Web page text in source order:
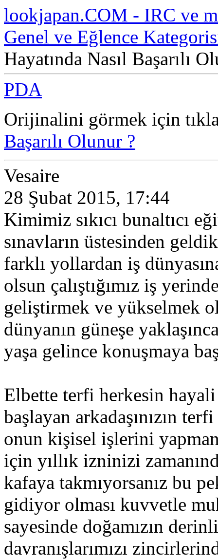
lookjapan.COM - IRC ve
Genel ve Eğlence
Hayatında Nasıl Başarılı
PDA
Orijinalini görmek için
Başarılı Olunur ?
Vesaire
28 Şubat 2015, 17:44
Kimimiz sıkıcı bunaltıcı
sınavların üstesinden
farklı yollardan iş
olsun çalıştığımız iş
geliştirmek ve yükselmek
dünyanın güneşe
yaşa gelince konuşmaya
Elbette terfi herkesin
başlayan arkadaşınızın
onun kişisel işlerini
için yıllık izninizi
kafaya takmıyorsanız bu
gidiyor olması kuvvetle
sayesinde doğamızın
davranışlarımızı